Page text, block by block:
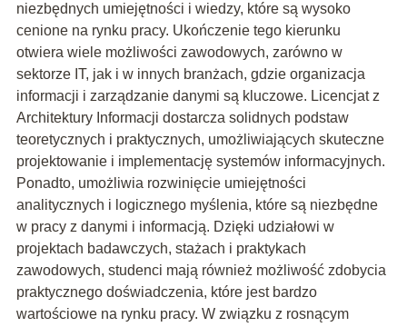
niezbędnych umiejętności i wiedzy, które są wysoko
cenione na rynku pracy. Ukończenie tego kierunku
otwiera wiele możliwości zawodowych, zarówno w
sektorze IT, jak i w innych branżach, gdzie organizacja
informacji i zarządzanie danymi są kluczowe. Licencjat z
Architektury Informacji dostarcza solidnych podstaw
teoretycznych i praktycznych, umożliwiających skuteczne
projektowanie i implementację systemów informacyjnych.
Ponadto, umożliwia rozwinięcie umiejętności
analitycznych i logicznego myślenia, które są niezbędne
w pracy z danymi i informacją. Dzięki udziałowi w
projektach badawczych, stażach i praktykach
zawodowych, studenci mają również możliwość zdobycia
praktycznego doświadczenia, które jest bardzo
wartościowe na rynku pracy. W związku z rosnącym